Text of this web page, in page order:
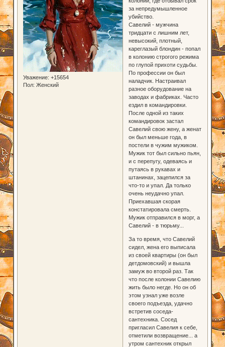
Уважение: +15654
Пол: Женский
за непредумышленное
убийство.
Савелий - мужчина
тридцати с лишним лет,
невысокий, плотный,
кареглазый блондин - попал
в колонию строгого режима
по глупой прихоти судьбы.
По профессии он был
наладчик. Настраивал
разное оборудование на
заводах и фабриках. Часто
ездил в командировки.
После одной из таких
командировок застал
Савелий свою жену, а женат
он был меньше года, в
постели в чужим мужиком.
Мужик тот был сильно пьян,
и с перепугу, одеваясь и
путаясь в рукавах и
штанинах, зацепился за
что-то и упал. Да только
очень неудачно упал.
Приехавшая скорая
констатировала смерть.
Мужик отправился в морг, а
Савелий - в тюрьму...
За то время, что Савелий
сидел, жена его выписала
из своей квартиры (он был
детдомовский) и вышла
замуж во второй раз. Так
что после колонии Савелию
жить было негде. Но он об
этом узнал уже возле
своего подъезда, удачно
встретив соседа-
сантехника. Сосед
пригласил Савелия к себе,
отметили возвращение... а
утром сантехник открыл